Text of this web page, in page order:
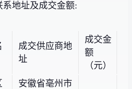
地址及成交金额:
成交供应商地
址
成交金
额
（元）
安徽省亳州市